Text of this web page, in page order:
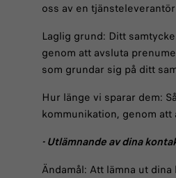
oss av en
Laglig grund: Ditt
genom att avsluta
som grundar sig på ditt
Hur länge vi sparar dem:
kommunikation, genom
- Utlämnande av dina
Ändamål: Att lämna ut